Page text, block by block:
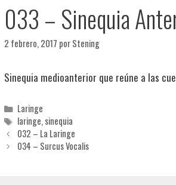
033 – Sinequia
2 febrero, 2017 porStening
Sinequia medioanterior que reúne a las
Categorías
Laringe
Etiquetas
laringe, sinequia
032 – La Laringe
034 – Surcus Vocalis